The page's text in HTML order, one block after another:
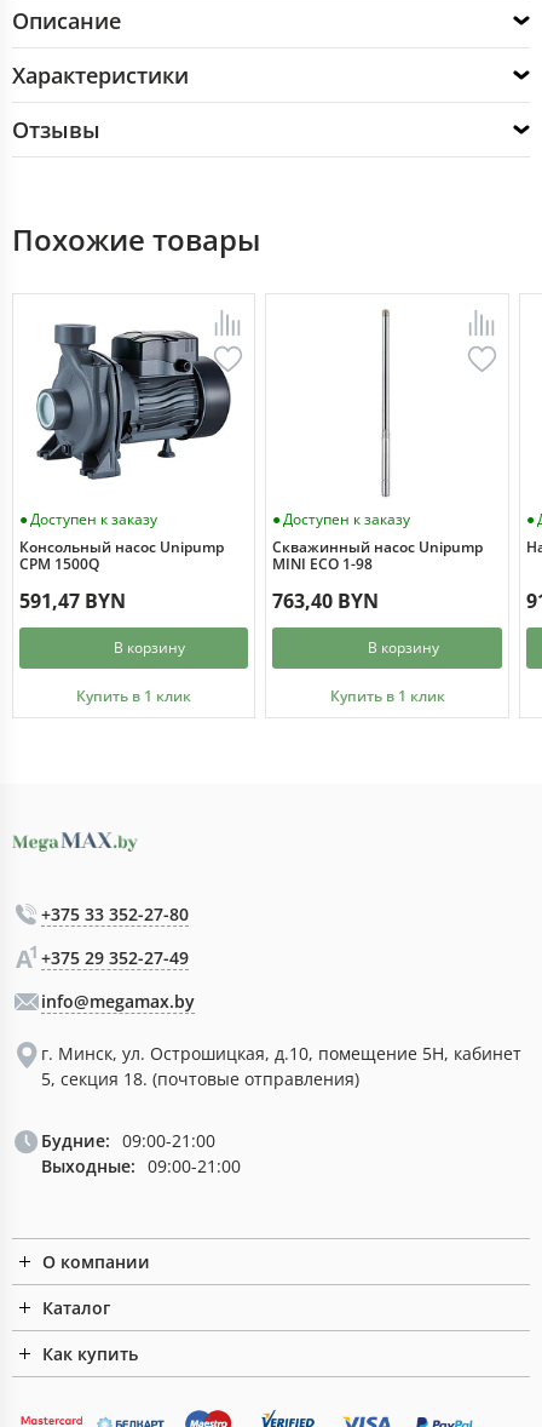
Описание
Характеристики
Отзывы
Похожие товары
Доступен к заказу
Консольный насос Unipump
CPM 1500Q
591,47 BYN
В корзину
Купить в 1 клик
Доступен к заказу
Скважинный насос Unipump
MINI ECO 1-98
763,40 BYN
В корзину
Купить в 1 клик
+375 33 352-27-80
+375 29 352-27-49
info@megamax.by
г. Минск, ул. Острошицкая, д.10, помещение 5Н, кабинет
5, секция 18. (почтовые отправления)
Будние: 09:00-21:00
Выходные: 09:00-21:00
О компании
Каталог
Как купить